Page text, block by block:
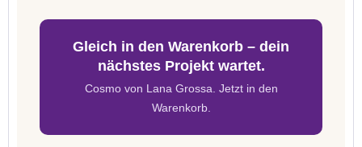
Gleich in den Warenkorb – dein
nächstes Projekt wartet.
Cosmo von Lana Grossa. Jetzt in den
Warenkorb.